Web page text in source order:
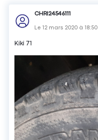
CHRI24546111
Le12 mars 2020 à18:50
Kiki 71